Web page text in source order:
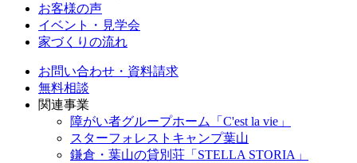
お客様の声
イベント・見学会
家づくりの流れ
お問い合わせ・資料請求
無料相談
関連事業
障がい者グループホーム「C'est la vie」
スターフォレストキャンプ葉山
鎌倉・葉山の貸別荘「STELLA STORIA」